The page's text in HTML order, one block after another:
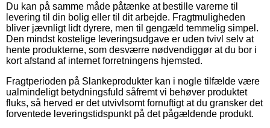
Du kan på samme måde påtænke at bestille varerne til
levering til din bolig eller til dit arbejde. Fragtmuligheden
bliver jævnligt lidt dyrere, men til gengæld temmelig simpel.
Den mindst kostelige leveringsudgave er uden tvivl selv at
hente produkterne, som desværre nødvendiggør at du bor i
kort afstand af internet forretningens hjemsted.
Fragtperioden på Slankeprodukter kan i nogle tilfælde være
ualmindeligt betydningsfuld såfremt vi behøver produktet
fluks, så herved er det utvivlsomt fornuftigt at du gransker det
forventede leveringstidspunkt på det pågældende produkt.